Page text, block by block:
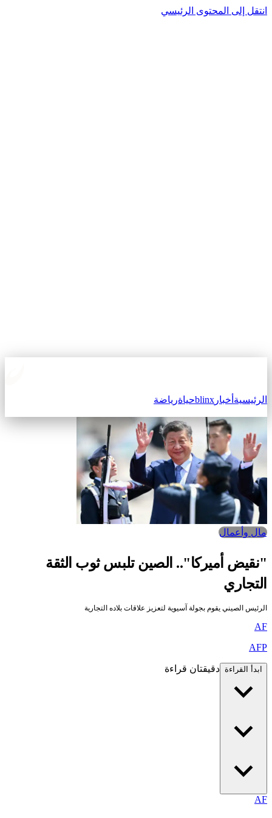
انتقل إلى المحتوى الرئيسي
الرئيسية أخبار blinxحياةرياضة
مال وأعمال
"نقيض أميركا".. الصين تلبس ثوب الثقة
التجاري
الرئيس الصيني يقوم بجولة آسيوية لتعزيز علاقات بلاده التجارية
AF
AFP
ابدأ القراءة دقيقتان قراءة
AF